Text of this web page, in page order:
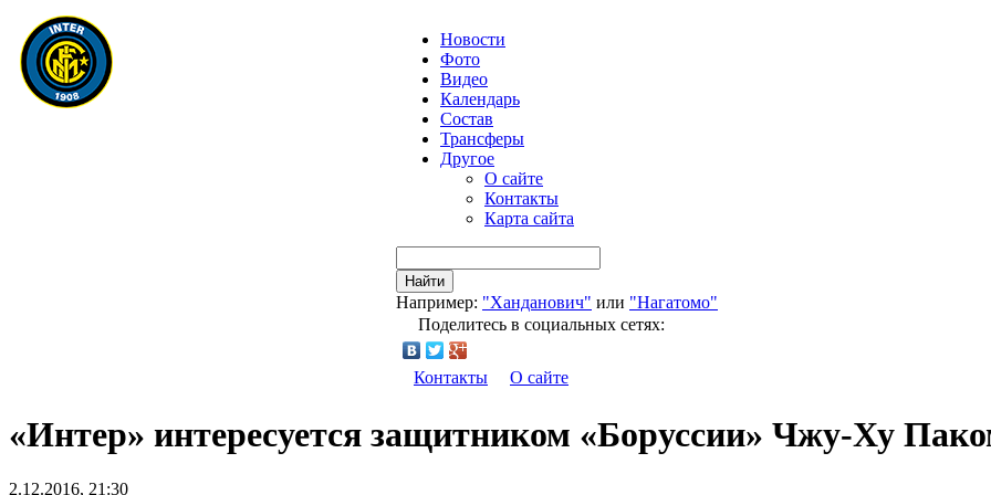
Новости
Фото
Видео
Календарь
Состав
Трансферы
Другое
О сайте
Контакты
Карта сайта
Найти
Например: "Ханданович" или "Нагатомо"
Поделитесь в социальных сетях:
Контакты О сайте
«Интер» интересуется защитником «Боруссии» Чжу-Ху
2.12.2016, 21:30